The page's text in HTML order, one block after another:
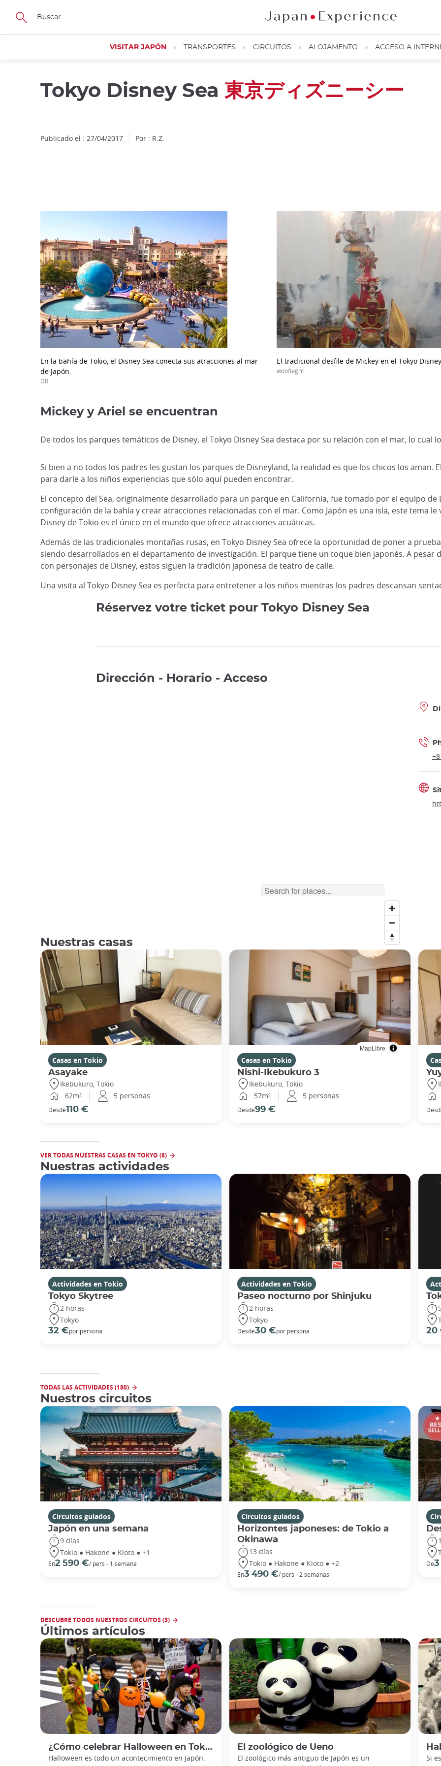
Tamaño
VISITAR JAPÓN TRANSPORTES CIRCUITOS ALOJAMENTO ACCESO A
Tokyo Disney Sea 東京ディズニーシー
Publicado el : 27/04/2017 Por : R.Z.
En la bahía de Tokio, el Disney Sea conecta sus atracciones al mar
de Japón.
DR
El tradicional desfile de Mickey en el Tokyo
woofiegrrl
Mickey y Ariel se encuentran
De todos los parques temáticos de Disney, el Tokyo Disney Sea destaca por su relación con el mar, lo cual
Si bien a no todos los padres les gustan los parques de Disneyland, la realidad es que los chicos los aman.
para darle a los niños experiencias que sólo aquí pueden encontrar.
El concepto del Sea, originalmente desarrollado para un parque en California, fue tomado por el equipo de
configuración de la bahía y crear atracciones relacionadas con el mar. Como Japón es una isla, este tema
Disney de Tokio es el único en el mundo que ofrece atracciones acuáticas.
Además de las tradicionales montañas rusas, en Tokyo Disney Sea ofrece la oportunidad de poner a
siendo desarrollados en el departamento de investigación. El parque tiene un toque bien japonés. A pesar
con personajes de Disney, estos siguen la tradición japonesa de teatro de calle.
Una visita al Tokyo Disney Sea es perfecta para entretener a los niños mientras los padres descansan
Réservez votre ticket pour Tokyo Disney Sea
Dirección - Horario - Acceso
MapLibre
Nuestras casas
Casas en Tokio
Asayake
Ikebukuro, Tokio
62m²
5 personas
Desde110 €
Casas en Tokio
Nishi-Ikebukuro 3
Ikebukuro, Tokio
57m²
5 personas
Desde99 €
VER TODAS NUESTRAS CASAS EN TOKYO (8)
Nuestras actividades
Actividades en Tokio
Tokyo Skytree
2 horas
Tokyo
32 €por persona
Actividades en Tokio
Paseo nocturno por Shinjuku
2 horas
Tokyo
Desde30 €por persona
20
TODAS LAS ACTIVIDADES (180)
Nuestros circuitos
Circuitos guiados
Japón en una semana
9 días
Tokio ● Hakone ● Kioto ● +1
En2 590 €/ pers - 1 semana
Circuitos guiados
Horizontes japoneses: de Tokio a
Okinawa
13 días
Tokio ● Hakone ● Kioto ● +2
En3 490 €/ pers - 2 semanas
De
DESCUBRE TODOS NUESTROS CIRCUITOS (3)
Últimos artículos
¿Cómo celebrar Halloween en Tokio con niños?
Halloween es todo un acontecimiento en Japón.
El zoológico de Ueno
El zoológico más antiguo de Japón es un
Si